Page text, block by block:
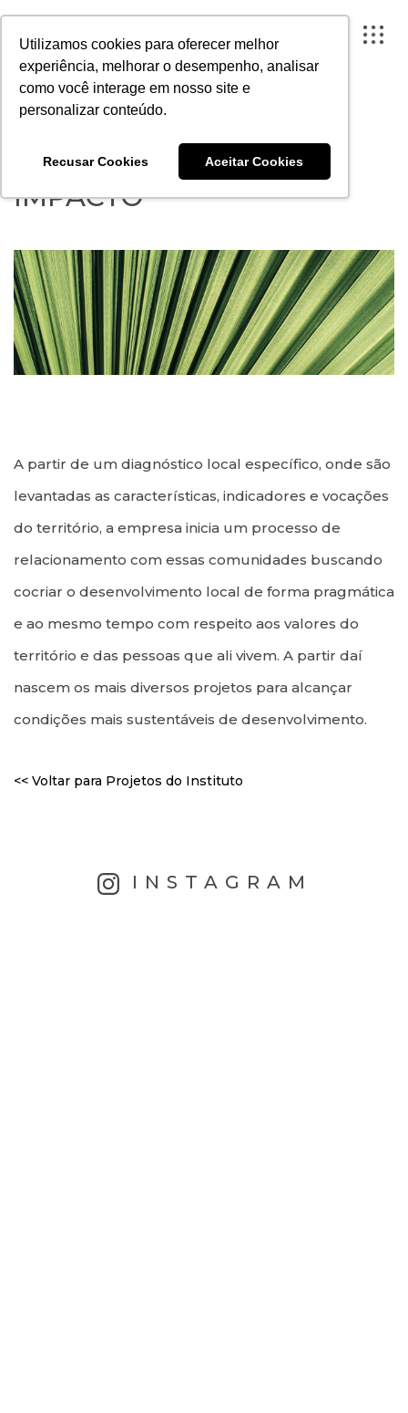
Utilizamos cookies para oferecer melhor
experiência, melhorar o desempenho, analisar
como você interage em nosso site e
personalizar conteúdo.
Recusar Cookies Aceitar Cookies
A ARTESANO
INSTITUTO
CONTEÚDO
PORTAL DO CLIENTE
CONTATO
METODOLOGIA DE
IMPACTO
A partir de um diagnóstico local específico, onde são
levantadas as características, indicadores e vocações
do território, a empresa inicia um processo de
relacionamento com essas comunidades buscando
cocriar o desenvolvimento local de forma pragmática
e ao mesmo tempo com respeito aos valores do
território e das pessoas que ali vivem. A partir daí
nascem os mais diversos projetos para alcançar
condições mais sustentáveis de desenvolvimento.
<< Voltar para Projetos do Instituto
INSTAGRAM